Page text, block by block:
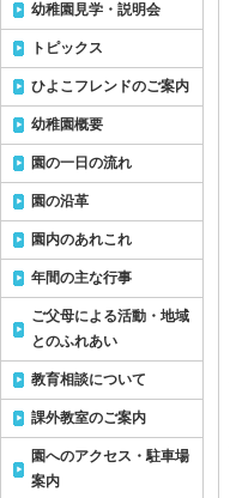
幼稚園見学・説明会
トピックス
ひよこフレンドのご案内
幼稚園概要
園の一日の流れ
園の沿革
園内のあれこれ
年間の主な行事
ご父母による活動・地域
とのふれあい
教育相談について
課外教室のご案内
園へのアクセス・駐車場
案内